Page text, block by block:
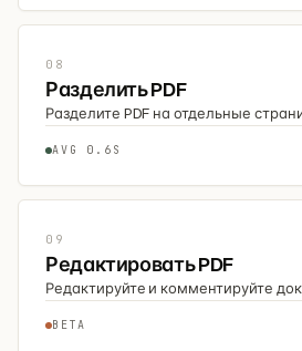
08
Разделить PDF
Разделите PDF на отдельные
AVG 0.6S
09
Редактировать PDF
Редактируйте и комментируйте
BETA